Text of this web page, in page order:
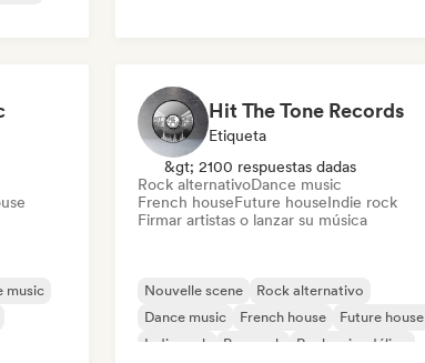
music
Hit The Tone Records
Etiqueta
&gt; 2100 respuestas dadas
Rock alternativoDance music
French houseFuture houseIndie rock
Firmar artistas o lanzar su música
Nouvelle scene
Rock alternativo
Dance music
French house
Future house
Indie rock
Pop rock Rock psicodélico